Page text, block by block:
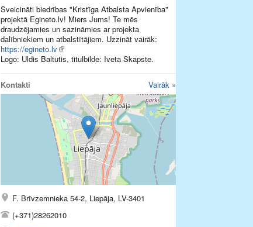
Sveicināti biedrības "Kristīga Atbalsta Apvienība"
projektā Egineto.lv! Miers Jums! Te mēs
draudzējamies un sazināmies ar projekta
dalībniekiem un atbalstītājiem. Uzzināt vairāk:
https://egineto.lv
Logo: Uldis Baltutis, titulbilde: Iveta Skapste.
Kontakti Vairāk »
F. Brīvzemnieka 54-2, Liepāja, LV-3401
(+371)28262010